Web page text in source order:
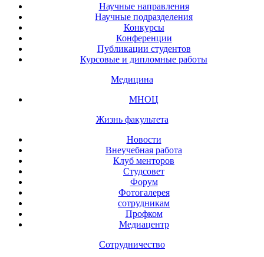
Научные направления
Научные подразделения
Конкурсы
Конференции
Публикации студентов
Курсовые и дипломные работы
Медицина
МНОЦ
Жизнь факультета
Новости
Внеучебная работа
Клуб менторов
Студсовет
Форум
Фотогалерея
сотрудникам
Профком
Медиацентр
Сотрудничество